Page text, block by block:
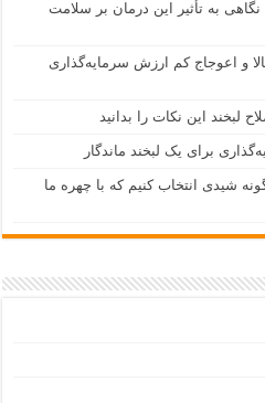
نگاهی به تأثیر این درمان بر سلامت
و اعوجاج کم ارزش سرمایه‌گذاری
لبخند این نکات را بدانید
برای یک لبخند ماندگار
شیدی انتخاب کنیم که با چهره ما